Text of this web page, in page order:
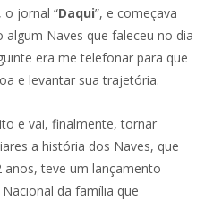
o jornal “Daqui”, e começava
Naves que faleceu no dia
era me telefonar para que
e levantar sua trajetória.
e vai, finalmente, tornar
a história dos Naves, que
anos, teve um lançamento
da família que